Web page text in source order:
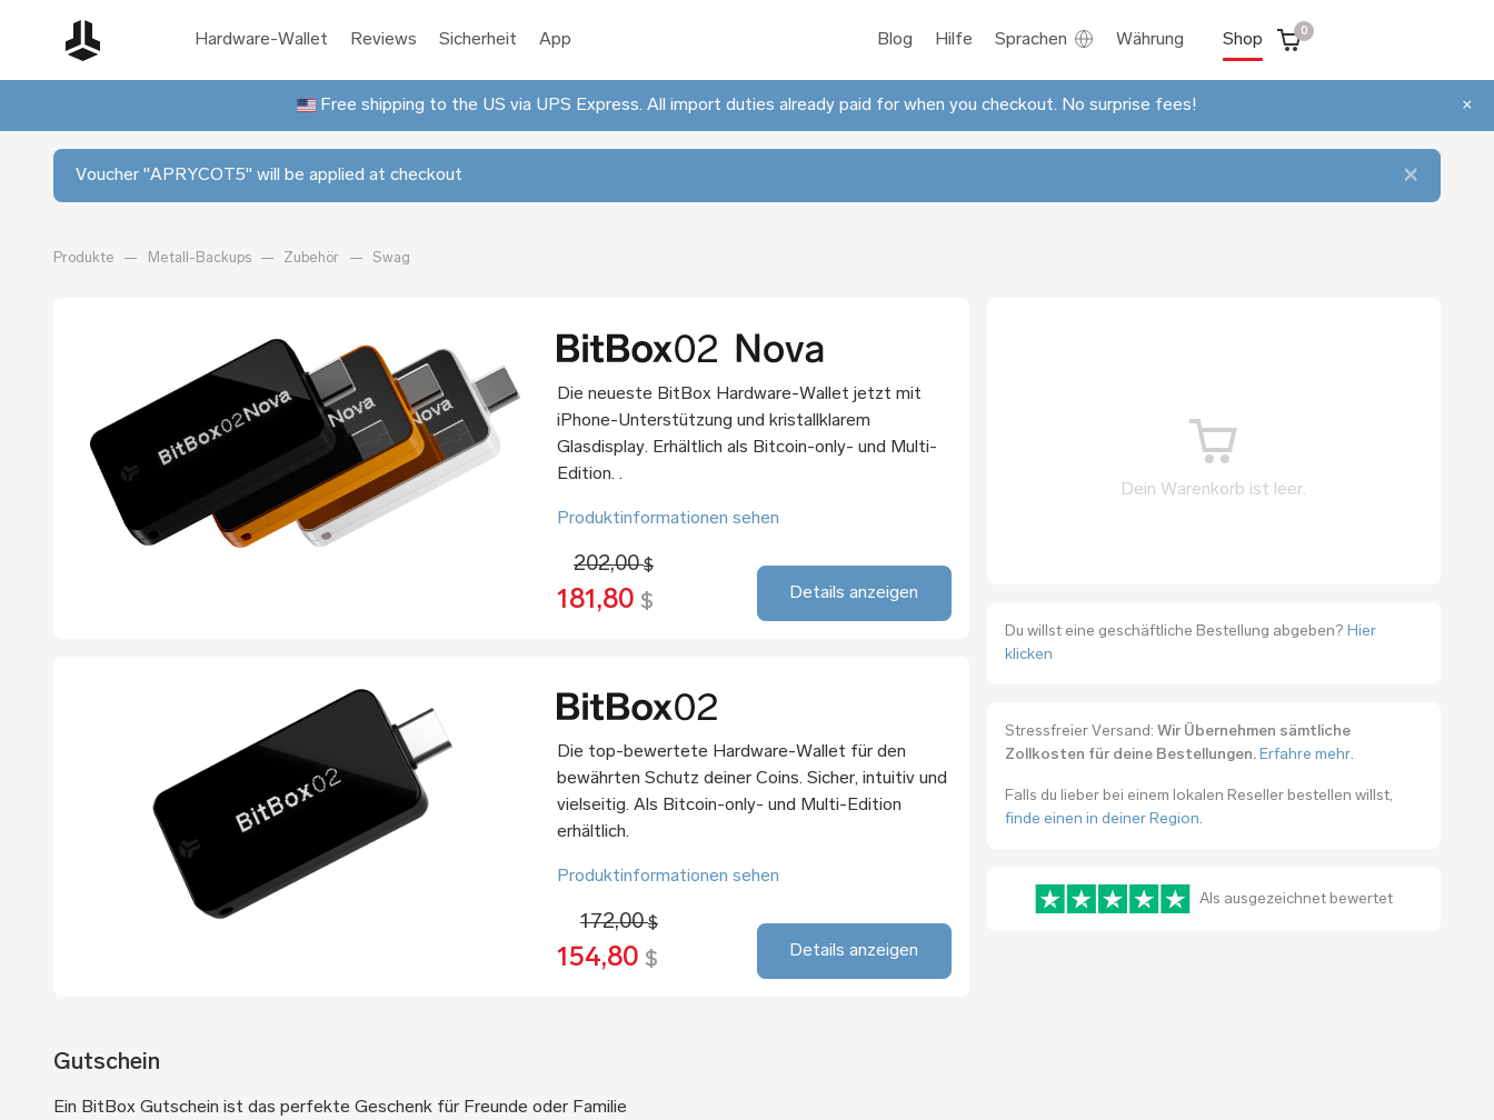
Hardware-Wallet Reviews Sicherheit App Blog Hilfe Sprachen Währung Shop 0
Free shipping to the US via UPS Express. All import duties already paid for when you checkout. No surprise fees! ×
×
Voucher "APRYCOT5" will be applied at checkout
Produkte Metall-Backups Zubehör Swag
Die neueste BitBox Hardware-Wallet jetzt mit
iPhone-Unterstützung und kristallklarem
Glasdisplay. Erhältlich als Bitcoin-only- und Multi-
Edition. .
Produktinformationen sehen
202,00$
181,80 $ Details anzeigen
Die top-bewertete Hardware-Wallet für den
bewährten Schutz deiner Coins. Sicher, intuitiv und
vielseitig. Als Bitcoin-only- und Multi-Edition
erhältlich.
Produktinformationen sehen
172,00$
154,80 $ Details anzeigen
Gutschein
Ein BitBox Gutschein ist das perfekte Geschenk für Freunde oder Familie
Dein Warenkorb ist leer.
Du willst eine geschäftliche Bestellung abgeben? Hier
klicken
Stressfreier Versand: Wir Übernehmen sämtliche
Zollkosten für deine Bestellungen. Erfahre mehr.
Falls du lieber bei einem lokalen Reseller bestellen willst,
finde einen in deiner Region.
www.trustpilot.com/review/bitbox.swiss
Als ausgezeichnet bewertet